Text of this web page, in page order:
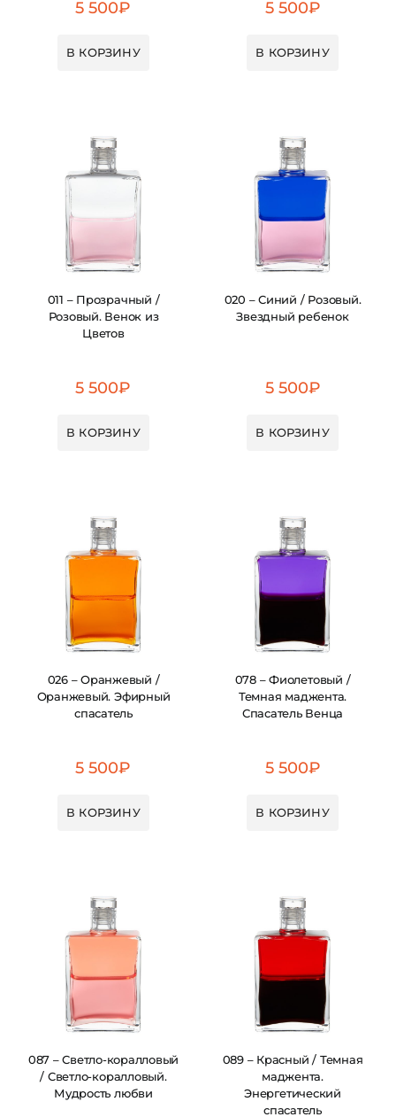
5 500₽
В КОРЗИНУ
5 500₽
В КОРЗИНУ
011 – Прозрачный /
Розовый. Венок из
Цветов
5 500₽
В КОРЗИНУ
020 – Синий / Розовый.
Звездный ребенок
5 500₽
В КОРЗИНУ
026 – Оранжевый /
Оранжевый. Эфирный
спасатель
5 500₽
В КОРЗИНУ
078 – Фиолетовый /
Темная маджента.
Спасатель Венца
5 500₽
В КОРЗИНУ
087 – Светло-коралловый
/ Светло-коралловый.
Мудрость любви
089 – Красный / Темная
маджента.
Энергетический
спасатель